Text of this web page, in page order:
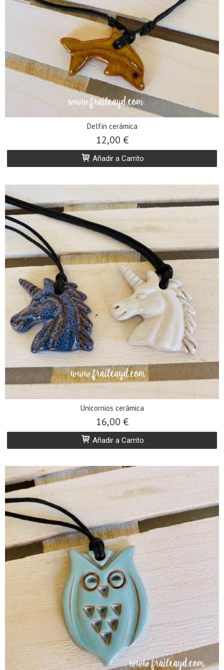
Delfín cerámica
12,00 €
Añadir a Carrito
Unicornios cerámica
16,00 €
Añadir a Carrito